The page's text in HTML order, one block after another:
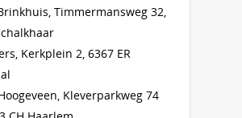
Timmermansweg 32,
Kerkplein 2, 6367 ER
Kleverparkweg 74